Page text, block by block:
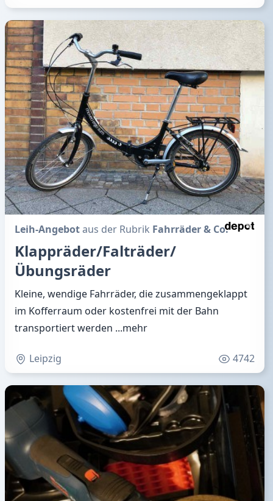
Leih-Angebotaus der Rubrik Fahrräder & Co.
Klappräder/Falträder/
Übungsräder
Kleine, wendige Fahrräder, die zusammengeklappt
im Kofferraum oder kostenfrei mit der Bahn
transportiert werden ...mehr
Leipzig 4742